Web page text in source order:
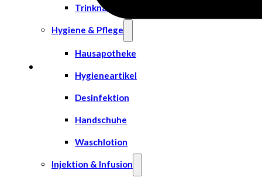
Trinknahrung
Hygiene & Pflege
Hausapotheke
Hygieneartikel
Desinfektion
Handschuhe
Waschlotion
Injektion & Infusion